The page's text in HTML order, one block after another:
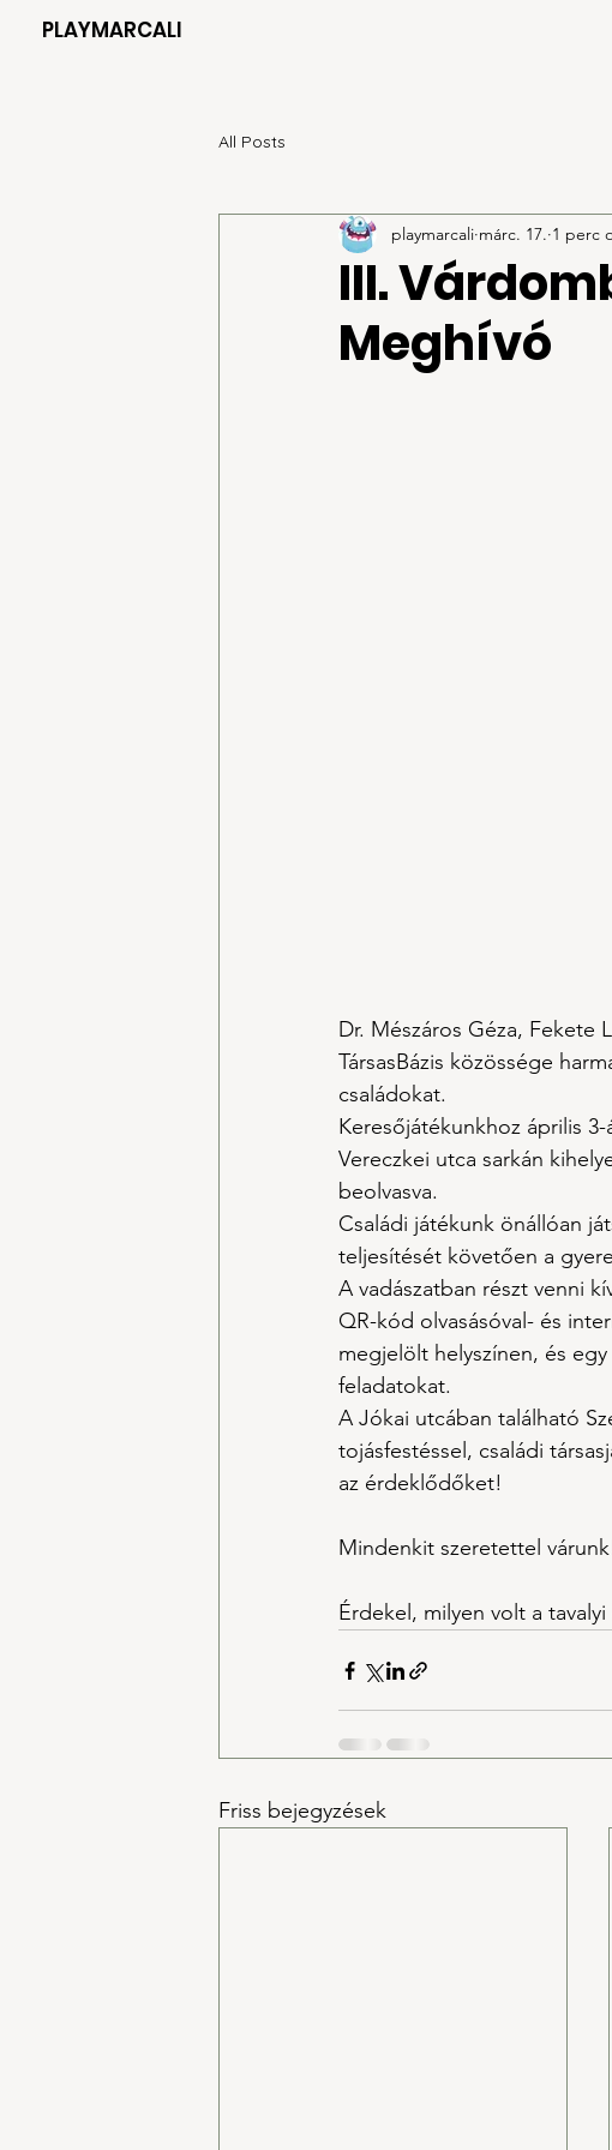
PLAYMARCALI
All Posts
III.
Meghívó
playmarcali márc. 17. 1 perc
Dr. Mészáros Géza, Fekete
TársasBázis közössége
családokat.
Keresőjátékunkhoz április
Vereczkei utca sarkán
beolvasva.
​Családi játékunk önállóan
teljesítését követően a
A vadászatban részt venni
QR-kód olvasásóval- és
megjelölt helyszínen, és
feladatokat.
A Jókai utcában található
tojásfestéssel, családi
az érdeklődőket!
Mindenkit szeretettel
Érdekel, milyen volt a
Friss bejegyzések